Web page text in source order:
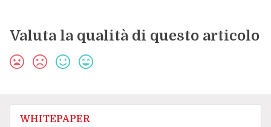
Valuta la qualità di questo articolo
WHITEPAPER